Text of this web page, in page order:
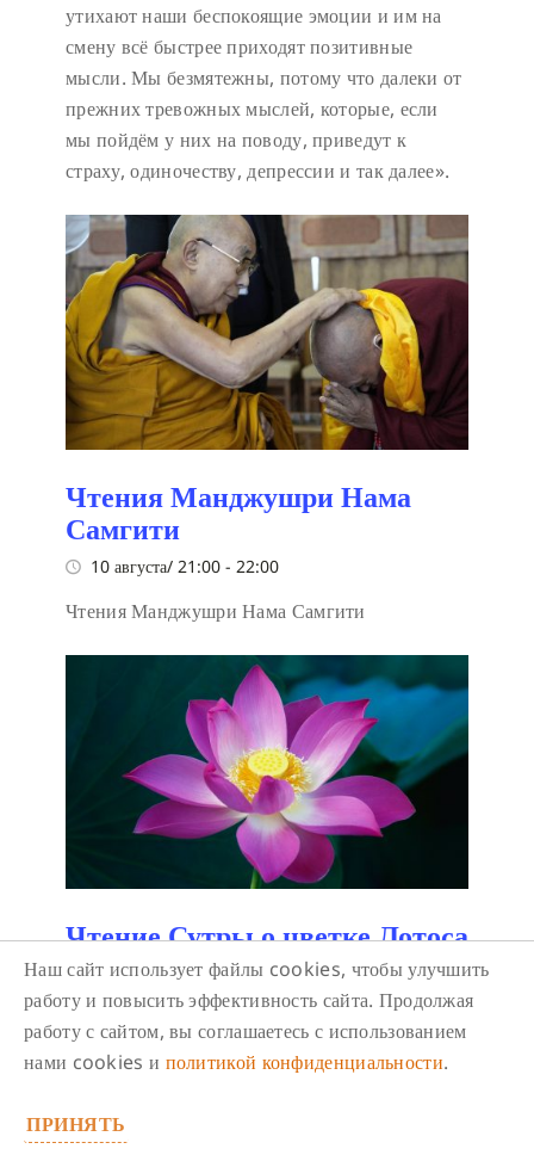
утихают наши беспокоящие эмоции и им на
смену всё быстрее приходят позитивные
мысли. Мы безмятежны, потому что далеки от
прежних тревожных мыслей, которые, если
мы пойдём у них на поводу, приведут к
страху, одиночеству, депрессии и так далее».
Чтения Манджушри Нама
Самгити
10 августа/ 21:00 - 22:00
Чтения Манджушри Нама Самгити
Чтение Сутры о цветке Лотоса
чудесной Дхармы
9 августа/ 14:00-15:30
Одна из основополагающих сутр Махаяны,
наравне с «Сутрой Золотистого света» и
«Алмазной сутрой». «Сутра Лотоса»
объединяет собой все учения буддизма,
Наш сайт использует файлы cookies, чтобы улучшить
работу и повысить эффективность сайта. Продолжая
работу с сайтом, вы соглашаетесь с использованием
нами cookies и политикой конфиденциальности.
ПРИНЯТЬ